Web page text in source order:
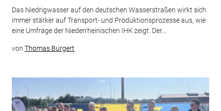
Das Niedrigwasser auf den deutschen Wasserstraßen wirkt sich
immer stärker auf Transport- und Produktionsprozesse aus, wie
eine Umfrage der Niederrheinischen IHK zeigt. Der...
von Thomas Burgert